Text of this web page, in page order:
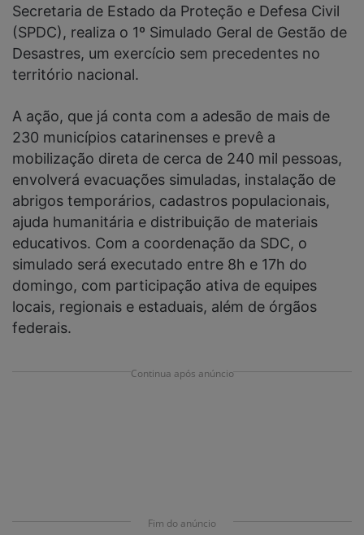
Secretaria de Estado da Proteção e Defesa Civil
(SPDC), realiza o 1º Simulado Geral de Gestão de
Desastres, um exercício sem precedentes no
território nacional.
A ação, que já conta com a adesão de mais de
230 municípios catarinenses e prevê a
mobilização direta de cerca de 240 mil pessoas,
envolverá evacuações simuladas, instalação de
abrigos temporários, cadastros populacionais,
ajuda humanitária e distribuição de materiais
educativos. Com a coordenação da SDC, o
simulado será executado entre 8h e 17h do
domingo, com participação ativa de equipes
locais, regionais e estaduais, além de órgãos
federais.
Continua após anúncio
Fim do anúncio